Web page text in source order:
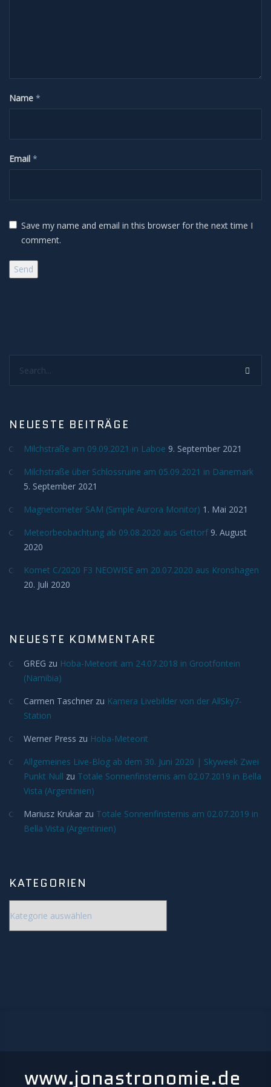
Name *
Email *
Save my name and email in this browser for the next time I
comment.
NEUESTE BEITRÄGE
Milchstraße am 09.09.2021 in Laboe 9. September 2021
Milchstraße über Schlossruine am 05.09.2021 in Dänemark
5. September 2021
Magnetometer SAM (Simple Aurora Monitor) 1. Mai 2021
Meteorbeobachtung ab 09.08.2020 aus Gettorf 9. August
2020
Komet C/2020 F3 NEOWISE am 20.07.2020 aus Kronshagen
20. Juli 2020
NEUESTE KOMMENTARE
GREG zu Hoba-Meteorit am 24.07.2018 in Grootfontein
(Namibia)
Carmen Taschner zu Kamera Livebilder von der AllSky7-
Station
Werner Press zu Hoba-Meteorit
Allgemeines Live-Blog ab dem 30. Juni 2020 | Skyweek Zwei
Punkt Null zu Totale Sonnenfinsternis am 02.07.2019 in Bella
Vista (Argentinien)
Mariusz Krukar zu Totale Sonnenfinsternis am 02.07.2019 in
Bella Vista (Argentinien)
KATEGORIEN
www.jonastronomie.de